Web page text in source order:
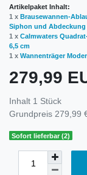
Artikelpaket Inhalt:
1 x Brausewannen-
Siphon und
1 x Calmwaters
6,5 cm
1 x Wannenträger
279,99
Inhalt 1 Stück
Grundpreis 279,99
Sofort lieferbar (2)